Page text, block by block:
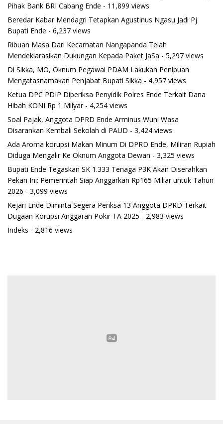
Pihak Bank BRI Cabang Ende - 11,899 views
Beredar Kabar Mendagri Tetapkan Agustinus Ngasu Jadi Pj
Bupati Ende - 6,237 views
Ribuan Masa Dari Kecamatan Nangapanda Telah
Mendeklarasikan Dukungan Kepada Paket JaSa - 5,297 views
Di Sikka, MO, Oknum Pegawai PDAM Lakukan Penipuan
Mengatasnamakan Penjabat Bupati Sikka - 4,957 views
Ketua DPC PDIP Diperiksa Penyidik Polres Ende Terkait Dana
Hibah KONI Rp 1 Milyar- 4,254 views
Soal Pajak, Anggota DPRD Ende Arminus Wuni Wasa
Disarankan Kembali Sekolah di PAUD - 3,424 views
Ada Aroma korupsi Makan Minum Di DPRD Ende, Miliran Rupiah
Diduga Mengalir Ke Oknum Anggota Dewan - 3,325 views
Bupati Ende Tegaskan SK 1.333 Tenaga P3K Akan Diserahkan
Pekan Ini: Pemerintah Siap Anggarkan Rp165 Miliar untuk Tahun
2026 - 3,099 views
Kejari Ende Diminta Segera Periksa 13 Anggota DPRD Terkait
Dugaan Korupsi Anggaran Pokir TA 2025 - 2,983 views
Indeks - 2,816 views